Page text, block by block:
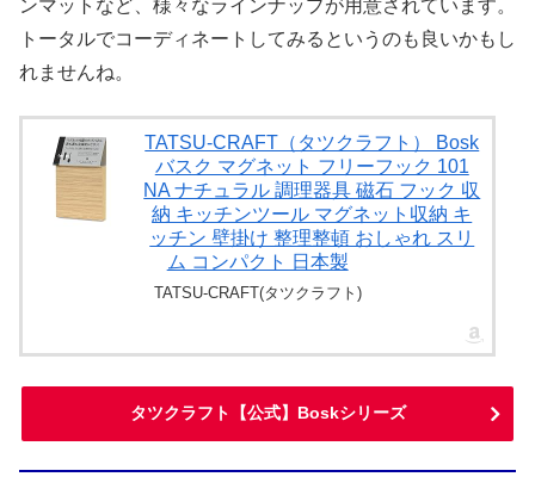
ンマットなど、様々なラインナップが用意されています。
トータルでコーディネートしてみるというのも良いかもし
れませんね。
TATSU-CRAFT（タツクラフト） Bosk
バスク マグネット フリーフック 101
NA ナチュラル 調理器具 磁石 フック 収
納 キッチンツール マグネット収納 キ
ッチン 壁掛け 整理整頓 おしゃれ スリ
ム コンパクト 日本製
TATSU-CRAFT(タツクラフト)
タツクラフト【公式】Boskシリーズ